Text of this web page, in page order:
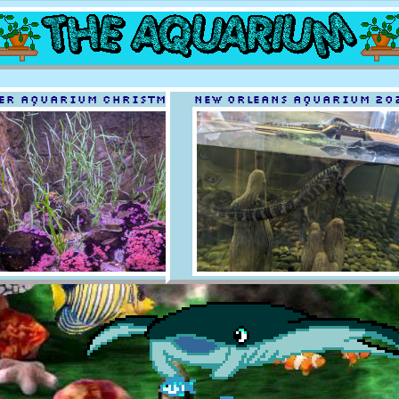
AQUARIUM CHRISTMAS 2024NEW ORLEANS AQUARIUM